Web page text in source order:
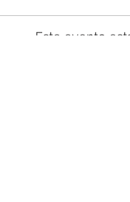
Este evento